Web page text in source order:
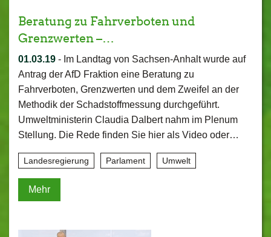
Beratung zu Fahrverboten und
Grenzwerten –…
01.03.19 - Im Landtag von Sachsen-Anhalt wurde auf
Antrag der AfD Fraktion eine Beratung zu
Fahrverboten, Grenzwerten und dem Zweifel an der
Methodik der Schadstoffmessung durchgeführt.
Umweltministerin Claudia Dalbert nahm im Plenum
Stellung. Die Rede finden Sie hier als Video oder…
Landesregierung Parlament Umwelt
Mehr